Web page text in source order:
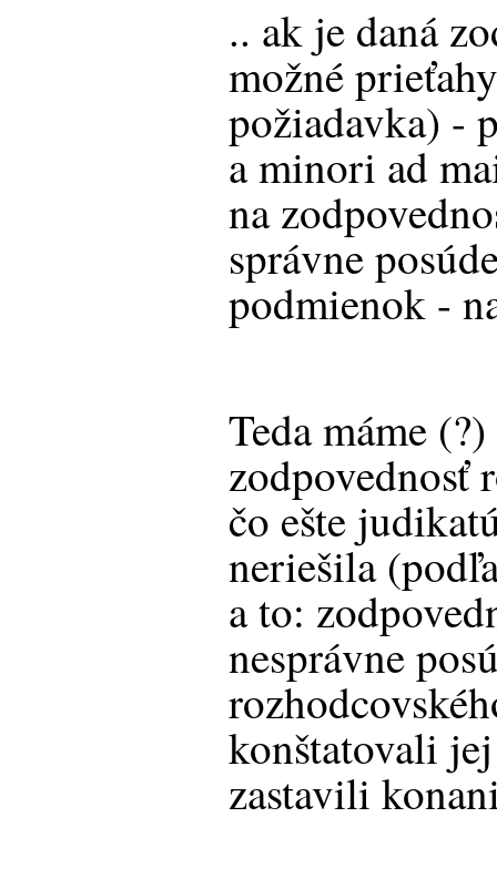
.. ak je daná
možné
požiadavka) -
a minori ad
na
správne
podmienok -
Teda máme
zodpovednosť
čo ešte
neriešila
a to:
nesprávne
konštatovali
zastavili